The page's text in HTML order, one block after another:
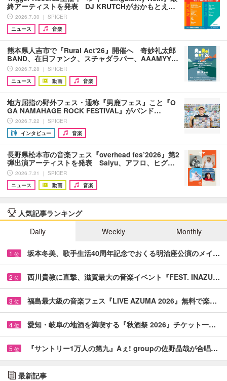
終アーティストを発表 DJ KRUTCHがおかもとえ…
2026.7.30 ｜ SPICER
ニュース
音楽
熊本県人吉市で『Rural Act'26』開催へ 奇妙礼太郎
BAND、在日ファンク、スチャダラパー、AAAMYY…
2026.7.28 ｜ SPICER
ニュース
動画 音楽
地方屈指の野外フェス・通称『男鹿フェス』こと『O
GA NAMAHAGE ROCK FESTIVAL』がバンド…
2026.7.22 ｜ SPICER
インタビュー
音楽
長野県松本市の音楽フェス『overhead fes’2026』第2
弾出演アーティストを発表 Salyu、アフロ、ヒグ…
2026.7.21 ｜ SPICER
ニュース
動画 音楽
人気記事ランキング
Daily
Weekly Monthly
1 位 坂本冬美、歌手生活40周年記念でおくる明治座公演のメイ…
2 位 西川貴教に直撃、滋賀最大の音楽イベント『FEST. INAZU…
3 位 福島最大級の音楽フェス『LIVE AZUMA 2026』無料で楽…
4 位 愛知・岐阜の地酒を満喫する『秋酒祭 2026』チケット一…
5 位 『サントリー1万人の第九』Aぇ! groupの佐野晶哉が合唱…
最新記事